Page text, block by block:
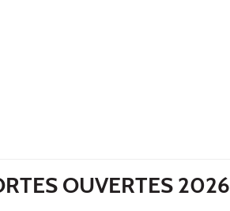
OUVERTES 2026